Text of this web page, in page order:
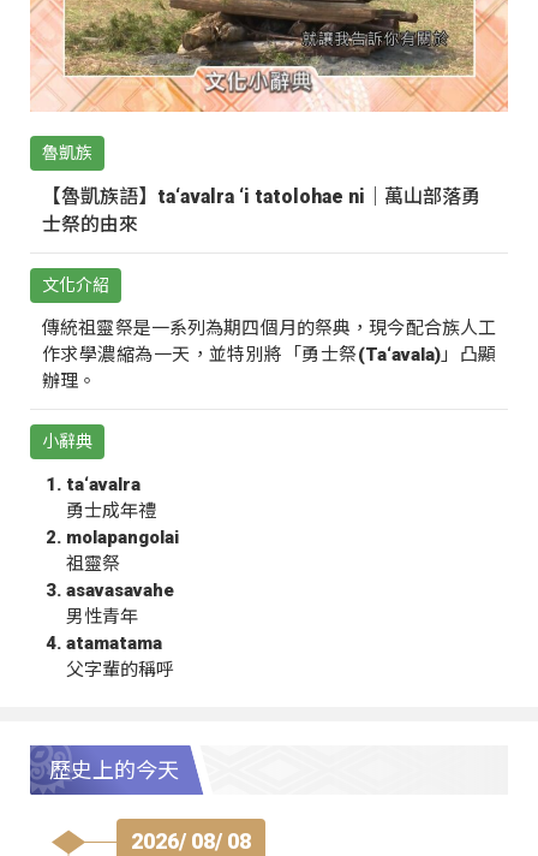
魯凱族
【魯凱族語】ta‘avalra ‘i tatolohae ni｜萬山部落勇
士祭的由來
文化介紹
傳統祖靈祭是一系列為期四個月的祭典，現今配合族人工
作求學濃縮為一天，並特別將「勇士祭(Ta‘avala)」凸顯
辦理。
小辭典
ta‘avalra
勇士成年禮
molapangolai
祖靈祭
asavasavahe
男性青年
atamatama
父字輩的稱呼
歷史上的今天
2026/ 08/ 08